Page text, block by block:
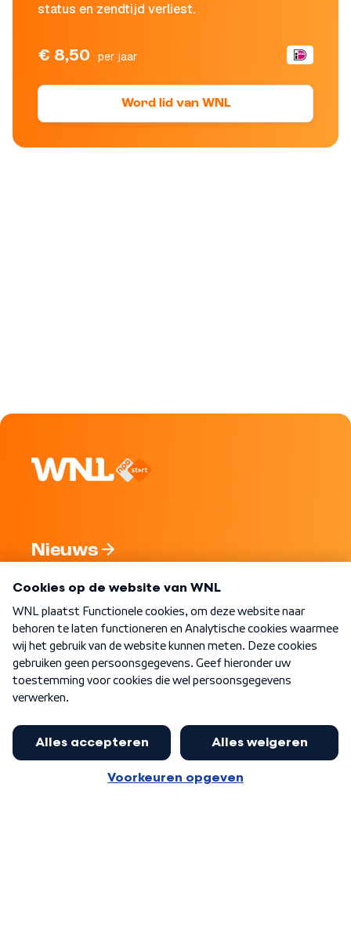
status en zendtijd verliest.
€ 8,50 per jaar
Word lid van WNL
Nieuws
Nieuwsbrief
Word Lid